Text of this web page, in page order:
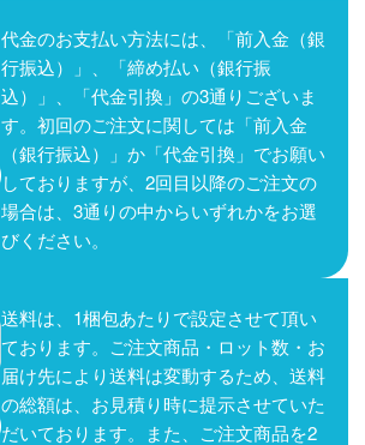
代金のお支払い方法には、「前入金（銀
行振込）」、「締め払い（銀行振
込）」、「代金引換」の3通りございま
す。初回のご注文に関しては「前入金
（銀行振込）」か「代金引換」でお願い
しておりますが、2回目以降のご注文の
場合は、3通りの中からいずれかをお選
びください。
送料は、1梱包あたりで設定させて頂い
ております。ご注文商品・ロット数・お
届け先により送料は変動するため、送料
の総額は、お見積り時に提示させていた
だいております。また、ご注文商品を2